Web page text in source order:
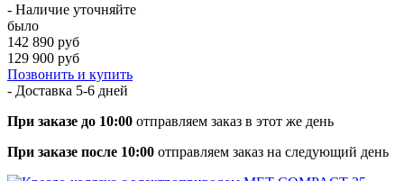
- Наличие уточняйте
было
142 890 руб
129 900 руб
Позвонить и купить
- Доставка 5-6 дней
При заказе до 10:00 отправляем заказ в этот же день
При заказе после 10:00 отправляем заказ на следующий день